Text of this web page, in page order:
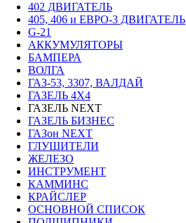
402 ДВИГАТЕЛЬ
405, 406 и ЕВРО-3 ДВИГАТЕЛЬ
G-21
АККУМУЛЯТОРЫ
БАМПЕРА
ВОЛГА
ГАЗ-53, 3307, ВАЛДАЙ
ГАЗЕЛЬ 4Х4
ГАЗЕЛЬ NEXT
ГАЗЕЛЬ БИЗНЕС
ГАЗон NEXT
ГЛУШИТЕЛИ
ЖЕЛЕЗО
ИНСТРУМЕНТ
КАММИНС
КРАЙСЛЕР
ОСНОВНОЙ СПИСОК